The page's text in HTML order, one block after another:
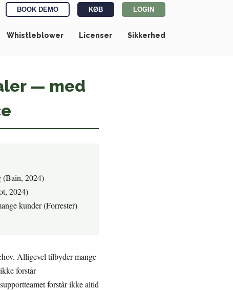
BOOK DEMO KØB LOGIN
Whistleblower Licenser Sikkerhed
— med
(Bain, 2024)
2024)
kunder (Forrester)
Alligevel tilbyder mange
forstår
forstår ikke altid